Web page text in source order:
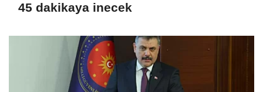
45 dakikaya inecek